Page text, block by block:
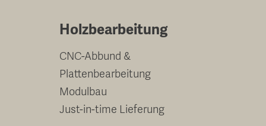
Holzbearbeitung
CNC-Abbund &
Plattenbearbeitung
Modulbau
Just-in-time Lieferung